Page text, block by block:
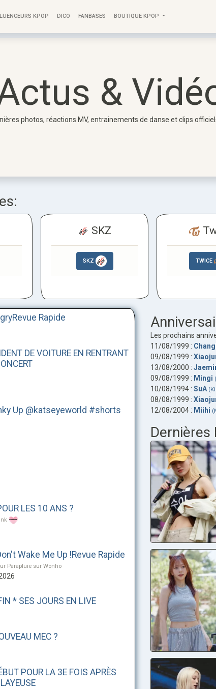
KPOP DICO FANBASES BOUTIQUE KPOP
&
photos, réactions MV, entrainements de danse et clips
SKZ
SKZ TWICE
Rapide
DE VOITURE EN RENTRANT
Up @katseyeworld #shorts
LES 10 ANS ?
Wake Me Up !Revue Rapide
Parapluie sur Wonho
* SES JOURS EN LIVE
MEC ?
POUR LA 3E FOIS APRÈS
Les prochains
11/08/1999 :
09/08/1999 :
13/08/2000 :
09/08/1999 : Mingi
10/08/1994 : SuA
08/08/1999 :
12/08/2004 : Miihi
Dernières